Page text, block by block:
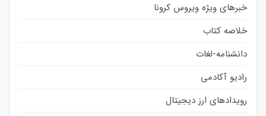
خبرهای ویژه ویروس کرونا
خلاصه کتاب
دانشنامه-لغات
رادیو آکادمی
رویدادهای ارز دیجیتال